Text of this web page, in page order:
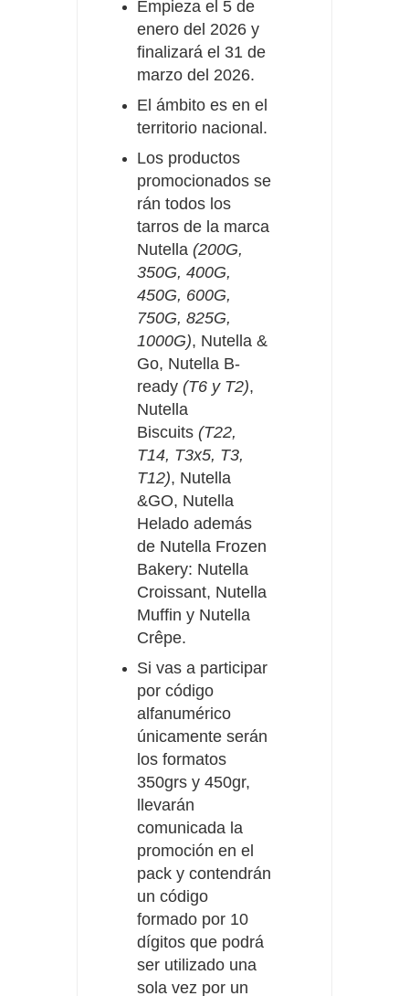
Empieza el 5 de
enero del 2026 y
finalizará el 31 de
marzo del 2026.
El ámbito es en el
territorio nacional.
Los productos
promocionados se
rán todos los
tarros de la marca
Nutella (200G,
350G, 400G,
450G, 600G,
750G, 825G,
1000G), Nutella &
Go, Nutella B-
ready (T6 y T2),
Nutella
Biscuits (T22,
T14, T3x5, T3,
T12), Nutella
&GO, Nutella
Helado además
de Nutella Frozen
Bakery: Nutella
Croissant, Nutella
Muffin y Nutella
Crêpe.
Si vas a participar
por código
alfanumérico
únicamente serán
los formatos
350grs y 450gr,
llevarán
comunicada la
promoción en el
pack y contendrán
un código
formado por 10
dígitos que podrá
ser utilizado una
sola vez por un